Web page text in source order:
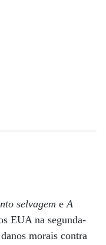
selvagem eA
EUA na segunda-
morais contra